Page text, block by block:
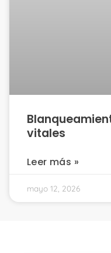
vitales
Leer más »
mayo 12, 2026